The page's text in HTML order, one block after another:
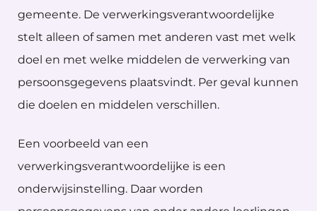
gemeente. De verwerkingsverantwoordelijke
stelt alleen of samen met anderen vast met welk
doel en met welke middelen de verwerking van
persoonsgegevens plaatsvindt. Per geval kunnen
die doelen en middelen verschillen.
Een voorbeeld van een
verwerkingsverantwoordelijke is een
onderwijsinstelling. Daar worden